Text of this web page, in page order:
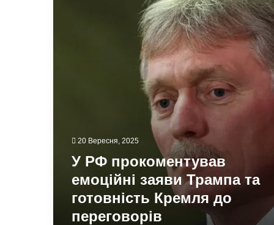
20 Вересня, 2025
У РФ прокоментував
емоційні заяви Трампа та
готовність Кремля до
переговорів